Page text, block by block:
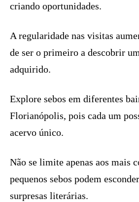
criando oportunidades.
A regularidade nas visitas
de ser o primeiro a descobrir
adquirido.
Explore sebos em diferentes
Florianópolis, pois cada um
acervo único.
Não se limite apenas aos mais
pequenos sebos podem
surpresas literárias.